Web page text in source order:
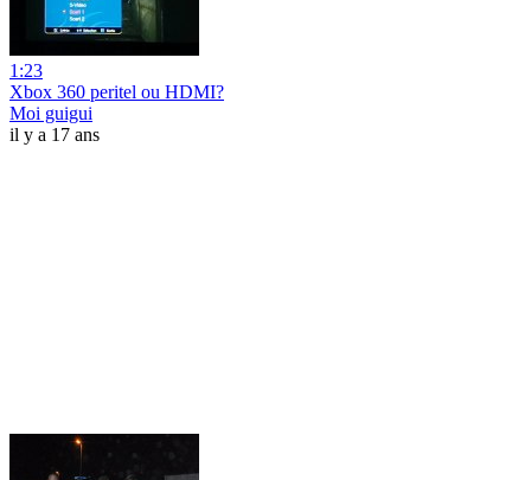
1:23
Xbox 360 peritel ou HDMI?‎
Moi guigui
il y a 17 ans